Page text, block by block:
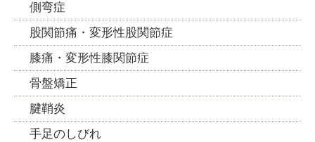
側弯症
股関節痛・変形性股関節症
膝痛・変形性膝関節症
骨盤矯正
腱鞘炎
手足のしびれ